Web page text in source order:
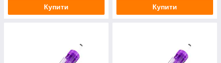
Купити Купити